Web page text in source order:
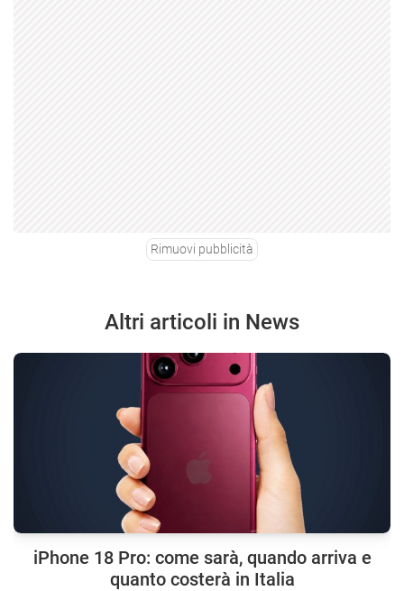
Rimuovi pubblicità
Altri articoli in News
iPhone 18 Pro: come sarà, quando arriva e
quanto costerà in Italia